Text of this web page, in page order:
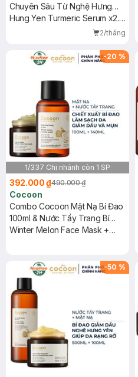
Chuyên Sâu Từ Nghệ Hưng
Yên 3 Món
Hung Yen Turmeric Serum x2.2
30ml + Hung Yen Turmeric
Turmeric Toner 140ml
2/tháng
-20 %
1/337 Chi nhánh còn 1 SP
392.000 ₫490.000 ₫
Cocoon
Combo Cocoon Mặt Nạ Bí Đao
100ml & Nước Tẩy Trang Bí
Đao 140ml
Winter Melon Face Mask +
-50 %